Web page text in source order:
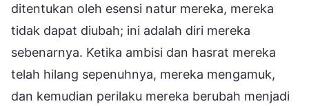
ditentukan oleh esensi natur mereka, mereka
tidak dapat diubah; ini adalah diri mereka
sebenarnya. Ketika ambisi dan hasrat mereka
telah hilang sepenuhnya, mereka mengamuk,
dan kemudian perilaku mereka berubah menjadi